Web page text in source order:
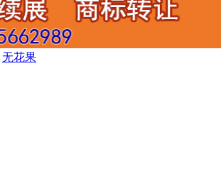
无花果